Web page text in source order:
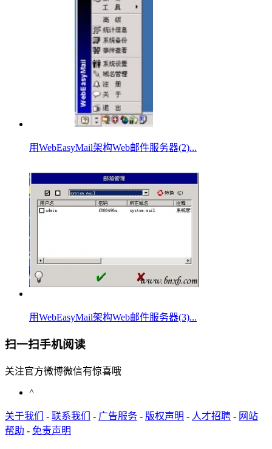
用WebEasyMail架构Web邮件服务器(2)...
用WebEasyMail架构Web邮件服务器(3)...
扫一扫手机阅读
关注官方微博微信有惊喜哦
^
关于我们 - 联系我们 - 广告服务 - 版权声明 - 人才招聘 - 网站
帮助 - 免责声明